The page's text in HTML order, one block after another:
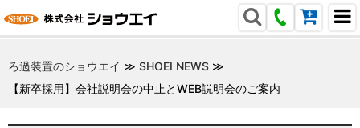
ろ過装置のショウエイ ≫ SHOEI NEWS ≫
【新卒採用】会社説明会の中止とWEB説明会のご案内